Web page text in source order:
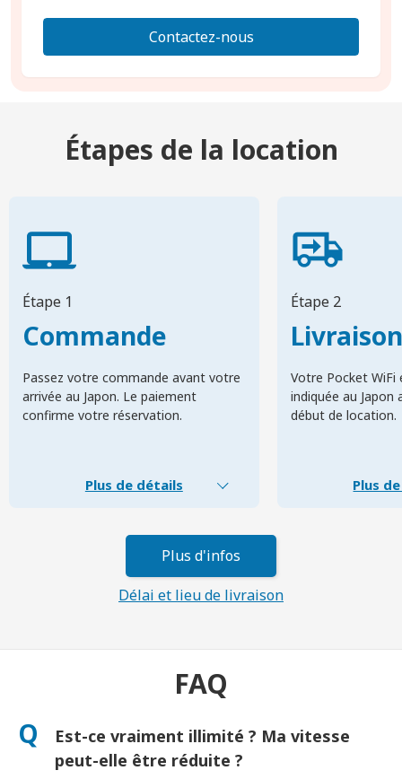
Contactez-nous
Étapes de la location
Étape 1
Commande
Passez votre commande avant votre
arrivée au Japon. Le paiement
confirme votre réservation.
Plus de détails
Étape 2
Livraison
Votre Pocket WiFi
indiquée au Japon
début de location.
Plus
Plus d'infos
Délai et lieu de livraison
FAQ
Q
Est-ce vraiment illimité ? Ma vitesse
peut-elle être réduite ?